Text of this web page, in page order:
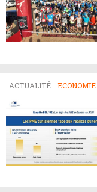
ACTUALITÉ ECONOMIE